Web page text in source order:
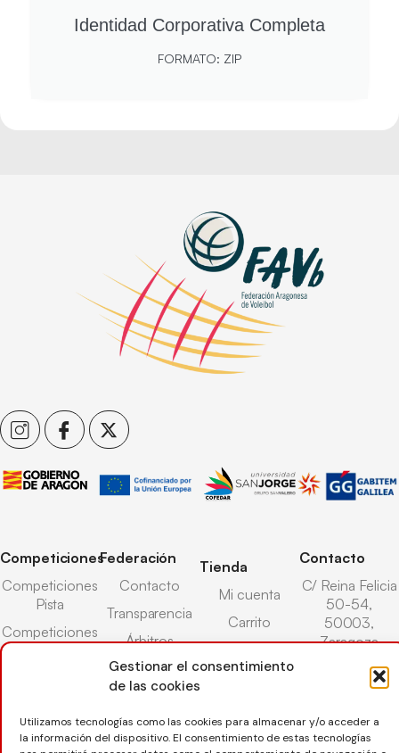
Gestionar el consentimiento
de las cookies
Utilizamos tecnologías como las cookies para almacenar y/o acceder a
la información del dispositivo. El consentimiento de estas tecnologías
Identidad Corporativa Completa
FORMATO: ZIP
Competiciones
Competiciones
Pista
Competiciones
Federación
Contacto
Transparencia
Árbitros
Entrenadores
Seguro
deportivo
Tienda
Mi cuenta
Carrito
Lista deseos
Pasarela pago
Contacto
C/ Reina Felicia
50-54,
50003,
Zaragoza
976 73 08 41